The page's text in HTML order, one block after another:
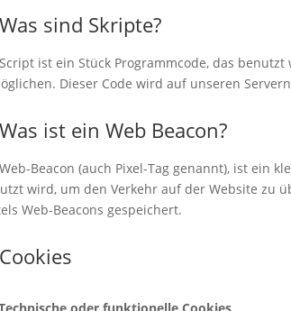
sind Skripte?
ist ein Stück Programmcode, das
Dieser Code wird auf unseren
ist ein Web Beacon?
Beacon (auch Pixel-Tag genannt), ist ein
wird, um den Verkehr auf der Website zu
Web-Beacons gespeichert.